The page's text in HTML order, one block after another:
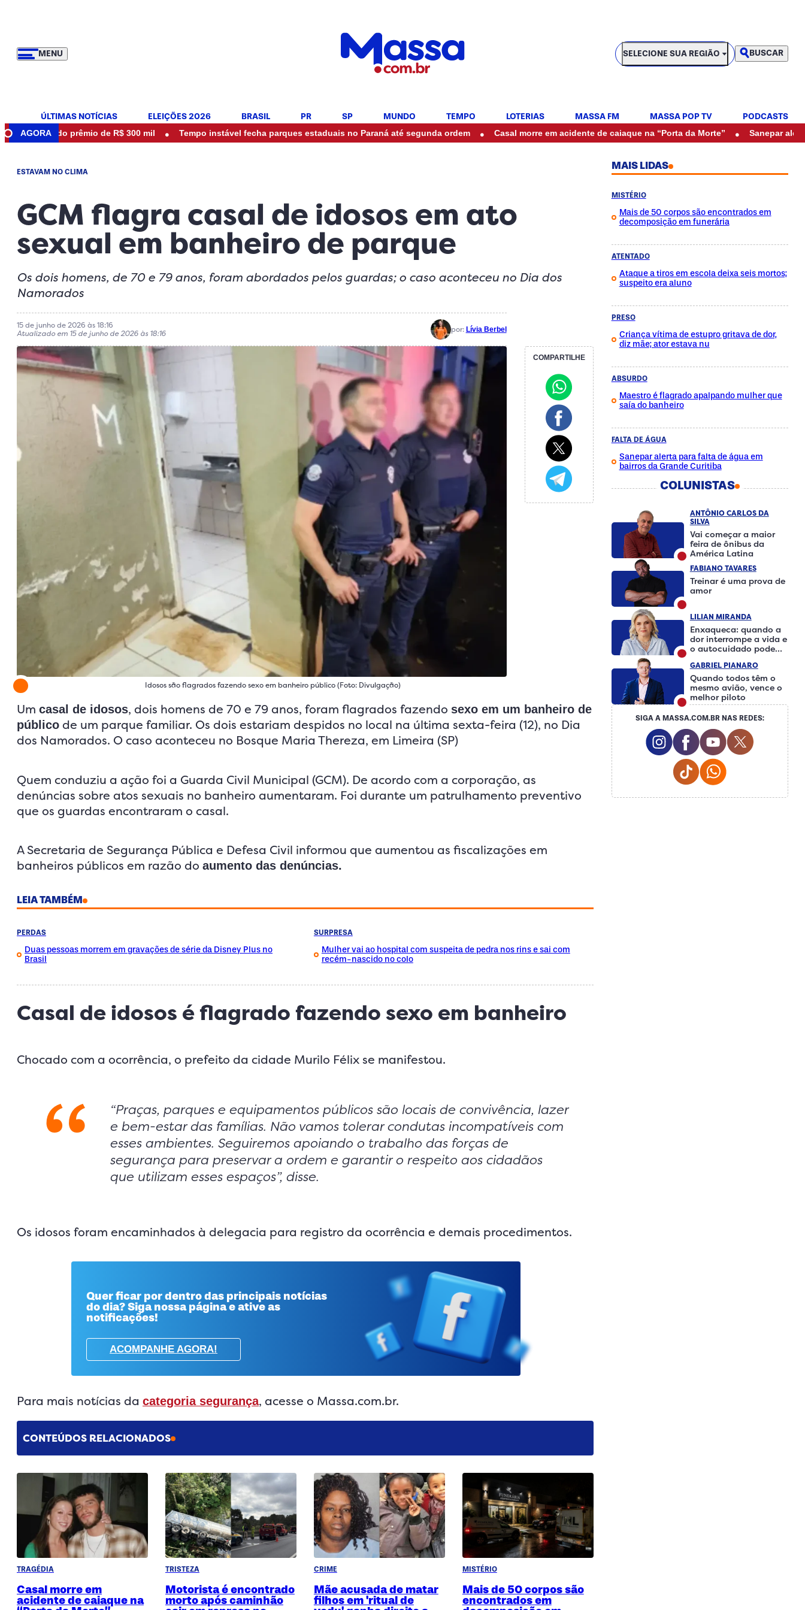
MENU
SELECIONE SUA REGIÃO
SELECIONE SUA REGIÃO BUSCAR
ÚLTIMAS NOTÍCIAS ELEIÇÕES 2026 BRASIL PR SP MUNDO TEMPO LOTERIAS MASSA FM MASSA POP TV PODCASTS
AGORA
do prêmio de R$ 300 mil • Tempo instável fecha parques estaduais no Paraná até segunda ordem • Casal morre em acidente de caiaque na “Porta da Morte” • Sanepar alerta para
ESTAVAM NO CLIMA
GCM flagra casal de idosos em ato
sexual em banheiro de parque
Os dois homens, de 70 e 79 anos, foram abordados pelos guardas; o caso aconteceu no Dia dos
Namorados
15 de junho de 2026 às 18:16
Atualizado em 15 de junho de 2026 às 18:16
por: Lívia Berbel
Idosos são flagrados fazendo sexo em banheiro público (Foto: Divulgação)
COMPARTILHE
Um casal de idosos, dois homens de 70 e 79 anos, foram flagrados fazendo sexo em um banheiro de
público de um parque familiar. Os dois estariam despidos no local na última sexta-feira (12), no Dia
dos Namorados. O caso aconteceu no Bosque Maria Thereza, em Limeira (SP)
Quem conduziu a ação foi a Guarda Civil Municipal (GCM). De acordo com a corporação, as
denúncias sobre atos sexuais no banheiro aumentaram. Foi durante um patrulhamento preventivo
que os guardas encontraram o casal.
A Secretaria de Segurança Pública e Defesa Civil informou que aumentou as fiscalizações em
banheiros públicos em razão do aumento das denúncias.
LEIA TAMBÉM
PERDAS
Duas pessoas morrem em gravações de série da Disney Plus no
Brasil
SURPRESA
Mulher vai ao hospital com suspeita de pedra nos rins e sai com
recém-nascido no colo
Casal de idosos é flagrado fazendo sexo em banheiro
Chocado com a ocorrência, o prefeito da cidade Murilo Félix se manifestou.
“Praças, parques e equipamentos públicos são locais de convivência, lazer
e bem-estar das famílias. Não vamos tolerar condutas incompatíveis com
esses ambientes. Seguiremos apoiando o trabalho das forças de
segurança para preservar a ordem e garantir o respeito aos cidadãos
que utilizam esses espaços”, disse.
Os idosos foram encaminhados à delegacia para registro da ocorrência e demais procedimentos.
Quer ficar por dentro das principais notícias
do dia? Siga nossa página e ative as
notificações!
ACOMPANHE AGORA!
Para mais notícias da categoria segurança, acesse o Massa.com.br.
CONTEÚDOS RELACIONADOS
TRAGÉDIA
Casal morre em
acidente de caiaque na
TRISTEZA
Motorista é encontrado
morto após caminhão
CRIME
Mãe acusada de matar
filhos em 'ritual de
MISTÉRIO
Mais de 50 corpos são
encontrados em
MAIS LIDAS
MISTÉRIO
Mais de 50 corpos são encontrados em
decomposição em funerária
ATENTADO
Ataque a tiros em escola deixa seis mortos;
suspeito era aluno
PRESO
Criança vítima de estupro gritava de dor,
diz mãe; ator estava nu
ABSURDO
Maestro é flagrado apalpando mulher que
saía do banheiro
FALTA DE ÁGUA
Sanepar alerta para falta de água em
bairros da Grande Curitiba
COLUNISTAS
ANTÔNIO CARLOS DA
SILVA
Vai começar a maior
feira de ônibus da
América Latina
FABIANO TAVARES
Treinar é uma prova de
amor
LILIAN MIRANDA
Enxaqueca: quando a
dor interrompe a vida e
o autocuidado pode
GABRIEL PIANARO
Quando todos têm o
mesmo avião, vence o
melhor piloto
SIGA A MASSA.COM.BR NAS REDES:
Instagram Social Media
Facebook Social
Youtube Social
Twitter
Tiktok Social Media
Whatsapp